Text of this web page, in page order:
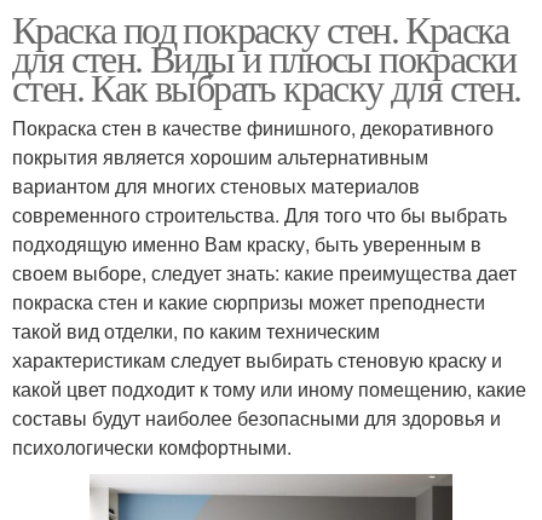
Краска под покраску стен. Краска
для стен. Виды и плюсы покраски
стен. Как выбрать краску для стен.
Покраска стен в качестве финишного, декоративного
покрытия является хорошим альтернативным
вариантом для многих стеновых материалов
современного строительства. Для того что бы выбрать
подходящую именно Вам краску, быть уверенным в
своем выборе, следует знать: какие преимущества дает
покраска стен и какие сюрпризы может преподнести
такой вид отделки, по каким техническим
характеристикам следует выбирать стеновую краску и
какой цвет подходит к тому или иному помещению, какие
составы будут наиболее безопасными для здоровья и
психологически комфортными.